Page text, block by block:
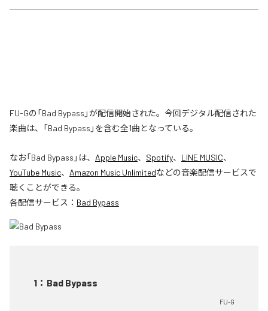
FU-Gの「Bad Bypass」が配信開始された。今回デジタル配信された
楽曲は、「Bad Bypass」を含む全1曲となっている。
なお「Bad Bypass 」は、 Apple Music、 Spotify、 LINE MUSIC、
YouTube Music、 Amazon Music Unlimitedなどの音楽配信サービスで
聴くことができる。
各配信サービス： Bad Bypass
1 ： Bad Bypass
FU-G